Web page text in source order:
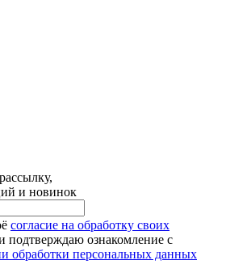
и новинок
согласие на обработку своих
подтверждаю ознакомление с
обработки персональных данных